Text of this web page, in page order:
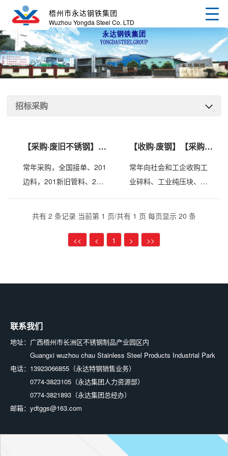
梧州市永达钢铁集团
Wuzhou Yongda Steel Co. LTD
招标采购
【采购·废旧不锈钢】 -
常年采购，全国接单、201
边料，201新旧管料、201
139-3226-2361 188-
【收购·废钢】【采购废
常年向社会和工企收购工
业碎料、工业纯压块、剪
黄经理
共有 2 条记录 当前第 1 页/共有 1 页 每页显示 20 条
<< < 1 > >>
联系我们
地址： 广西梧州市长洲区不锈钢制品产业园区内
Guangxi wuzhou chau Stainless Steel Products Industrial Park
电话： 13923066855（永达特钢销售业务）
0774-3823105（永达集团人力资源部）
0774-3821893（永达集团总经办）
邮箱： ydtggs@163.com